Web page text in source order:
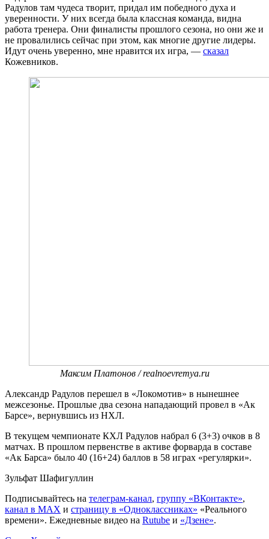
Радулов там чудеса творит, придал им победного духа и
уверенности. У них всегда была классная команда, видна
работа тренера. Они финалисты прошлого сезона, но они же и
не провалились сейчас при этом, как многие другие лидеры.
Идут очень уверенно, мне нравится их игра, — сказал
Кожевников.
Максим Платонов / realnoevremya.ru
Александр Радулов перешел в «Локомотив» в нынешнее
межсезонье. Прошлые два сезона нападающий провел в «Ак
Барсе», вернувшись из НХЛ.
В текущем чемпионате КХЛ Радулов набрал 6 (3+3) очков в 8
матчах. В прошлом первенстве в активе форварда в составе
«Ак Барса» было 40 (16+24) баллов в 58 играх «регулярки».
Зульфат Шафигуллин
Подписывайтесь на телеграм-канал, группу «ВКонтакте»,
канал в MAX и страницу в «Одноклассниках» «Реального
времени». Ежедневные видео на Rutube и «Дзене».